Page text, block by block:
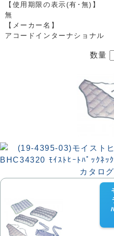
【使用期限の表示(有･無)】
無
【メーカー名】
アコードインターナショナル
数量